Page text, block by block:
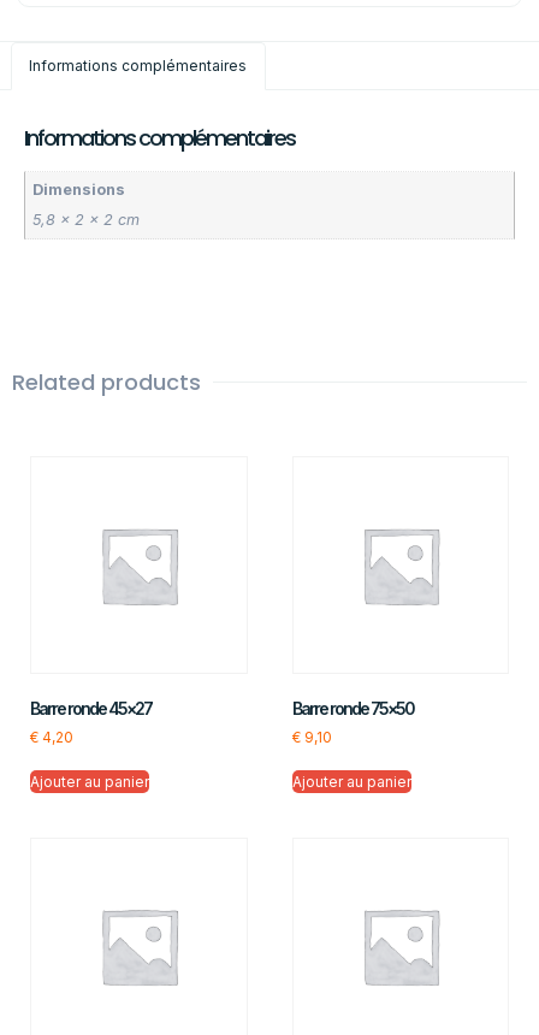
Informations complémentaires
Informations complémentaires
Dimensions
5,8 × 2 × 2 cm
Related products
Barre ronde 45×27
€ 4,20
Ajouter au panier
Barre ronde 75×50
€9,10
Ajouter au panier